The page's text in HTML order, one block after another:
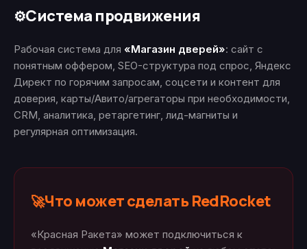
⚙️Система продвижения
Рабочая система для «Магазин дверей»: сайт с
понятным оффером, SEO-структура под спрос, Яндекс
Директ по горячим запросам, соцсети и контент для
доверия, карты/Авито/агрегаторы при необходимости,
CRM, аналитика, ретаргетинг, лид-магниты и
регулярная оптимизация.
🚀Что может сделать RedRocket
«Красная Ракета» может подключиться к